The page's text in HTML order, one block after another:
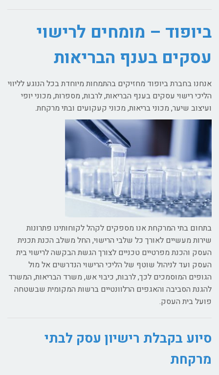
ביופוד – מומחים לרישוי
עסקים בענף הבריאות
אנחנו בחברת ביופוד מחזיקים בהתמחות מיוחדת בכל הנוגע לליווי
הליכי רישוי עסקים בענף הבריאות, לרבות, מספרות, מכוני יופי
ועיצוב שיער, מכוני בריאות, מכוני קעקועים ובתי מרקחת.
בתחום בתי המרקחת אנו מספקים לקהל לקוחותינו פתרונות
שירות מעשיים לאורך כל שלבי הרישוי, החל משלב הכנת תכנית
העסק והכנת מפרטיים טכניים לצורך הגשת הבקשה לרישוי בית
העסק ועד לניהול שוטף של הליכי הרישוי הנדרשים אל מול
הגופים המוסמכים לכך, לרבות, כיבוי אש, משרד הבריאות, המשרד
להגנת הסביבה והאגפים הרלוונטיים ברשות המקומית שבשטחה
פועל בית העסק.
סיוע בקבלת רישיון עסק לבתי
מרקחת